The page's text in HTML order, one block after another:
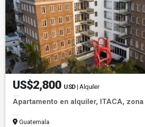
US$2,800 USD | Alquiler
Apartamento en alquiler, ITACA, zona
Guatemala